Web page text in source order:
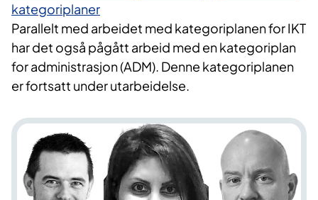
kategoriplaner
Parallelt med arbeidet med kategoriplanen for IKT
har det også pågått arbeid med en kategoriplan
for administrasjon (ADM). Denne kategoriplanen
er fortsatt under utarbeidelse.